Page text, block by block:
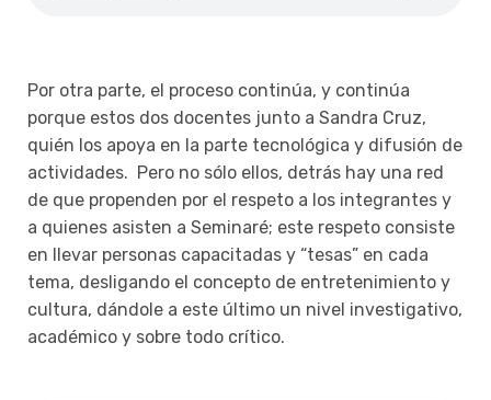
Por otra parte, el proceso continúa, y continúa
porque estos dos docentes junto a Sandra Cruz,
quién los apoya en la parte tecnológica y difusión de
actividades. Pero no sólo ellos, detrás hay una red
de que propenden por el respeto a los integrantes y
a quienes asisten a Seminaré; este respeto consiste
en llevar personas capacitadas y “tesas” en cada
tema, desligando el concepto de entretenimiento y
cultura, dándole a este último un nivel investigativo,
académico y sobre todo crítico.